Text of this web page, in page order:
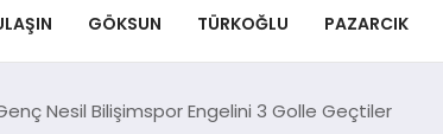
GÖKSUN TÜRKOĞLU PAZARCIK
Nesil Bilişimspor Engelini 3 Golle Geçtiler